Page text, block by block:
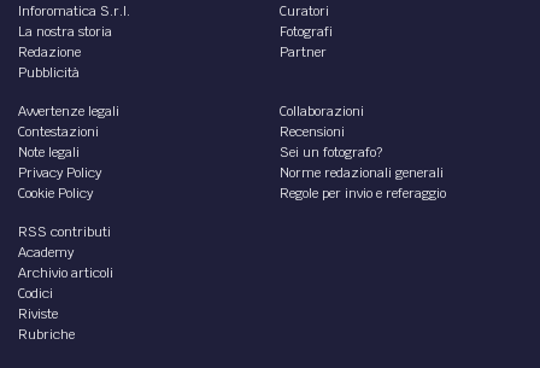
Inforomatica S.r.l.
La nostra storia
Redazione
Pubblicità
Curatori
Fotografi
Partner
Avvertenze legali
Contestazioni
Note legali
Privacy Policy
Cookie Policy
Collaborazioni
Recensioni
Sei un fotografo?
Norme redazionali generali
Regole per invio e referaggio
RSS contributi
Academy
Archivio articoli
Codici
Riviste
Rubriche